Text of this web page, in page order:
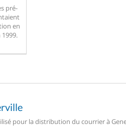
pré-
en
pour la distribution du courrier à